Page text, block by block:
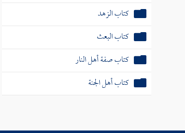
كتاب الزهد
كتاب البعث
كتاب صفة أهل النار
كتاب أهل الجنة